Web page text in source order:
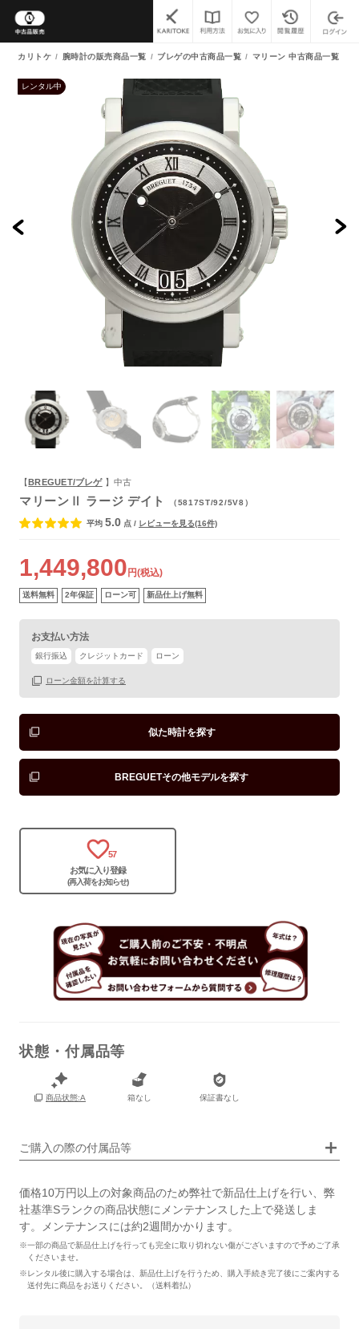
カリトケ 腕時計の販売商品一覧 ブレゲの中古商品一覧 マリーン 中古商品一覧
レンタル中
【 BREGUET/ブレゲ】中古
マリーンⅡ ラージ デイト （5817ST/92/5V8）
平均 5.0 点 / レビューを見る(16件)
1,449,800 円(税込)
送料無料 2年保証 ローン可 新品仕上げ無料
お支払い方法
銀行振込 クレジットカード ローン
ローン金額を計算する
似た時計を探す
BREGUETその他モデルを探す
57
お気に入り登録
(再入荷をお知らせ)
状態・付属品等
商品状態:A 箱なし 保証書なし
ご購入の際の付属品等
保証書
箱
価格10万円以上の対象商品のため弊社で新品仕上げを行い、弊
社基準Sランクの商品状態にメンテナンスした上で発送しま
す。メンテナンスには約2週間かかります。
※一部の商品で新品仕上げを行っても完全に取り切れない傷がございますので予めご了承
くださいませ。
※レンタル後に購入する場合は、新品仕上げを行うため、購入手続き完了後にご案内する
送付先に商品をお送りください。（送料着払）